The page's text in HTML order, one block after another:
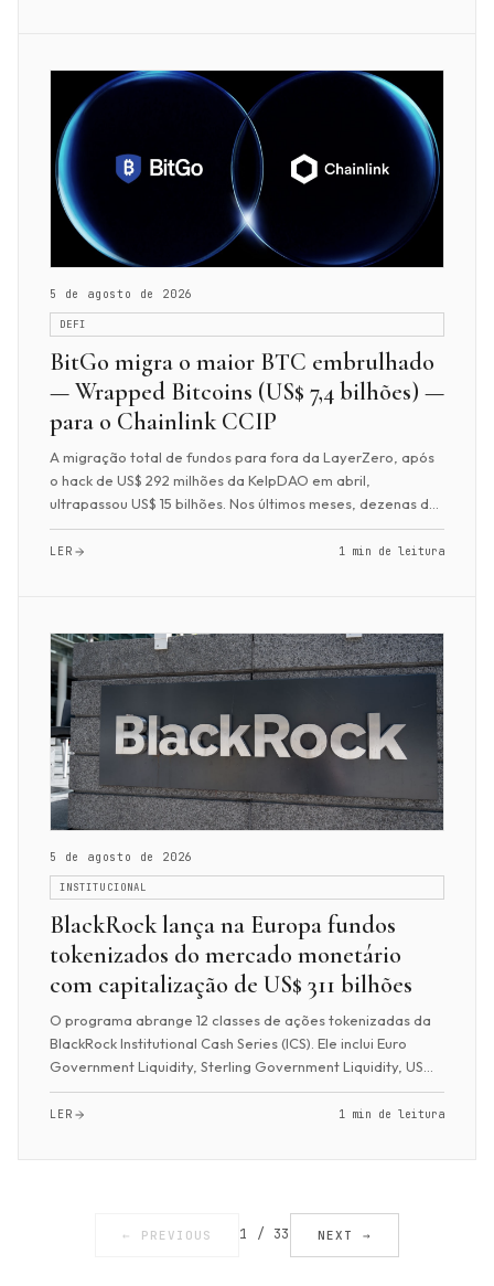
5 de agosto de 2026
DEFI
BitGo migra o maior BTC embrulhado
— Wrapped Bitcoins (US$ 7,4 bilhões) —
para o Chainlink CCIP
A migração total de fundos para fora da LayerZero, após
o hack de US$ 292 milhões da KelpDAO em abril,
ultrapassou US$ 15 bilhões. Nos últimos meses, dezenas de
projetos passaram para o Chainlink. Ent...
LER 1 min de leitura
5 de agosto de 2026
INSTITUCIONAL
BlackRock lança na Europa fundos
tokenizados do mercado monetário
com capitalização de US$ 311 bilhões
O programa abrange 12 classes de ações tokenizadas da
BlackRock Institutional Cash Series (ICS). Ele inclui Euro
Government Liquidity, Sterling Government Liquidity, US
Treasury, Euro Liquidity, Sterl...
LER 1 min de leitura
← PREVIOUS 1 / 33 NEXT →